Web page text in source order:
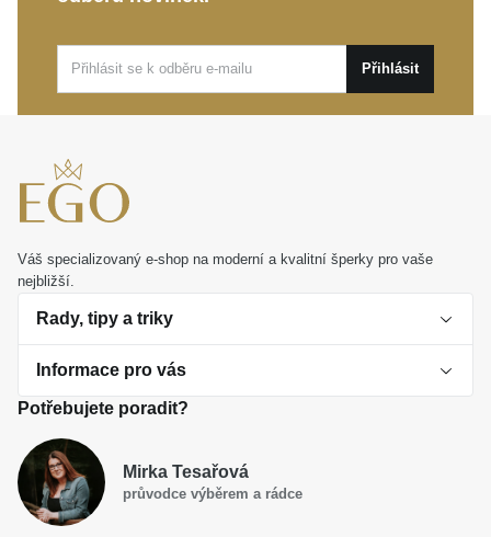
Přihlásit
Váš specializovaný e-shop na moderní a kvalitní šperky pro vaše
nejbližší.
Rady, tipy a triky
O perlách
Jak vybrat perlový šperk
Dárková inspirace
Smaltované a korálkové šperky jako trend
Informace pro vás
Obchodní podmínky
Reklamační řád
Potřebujete poradit?
Mirka Tesařová
průvodce výběrem a rádce